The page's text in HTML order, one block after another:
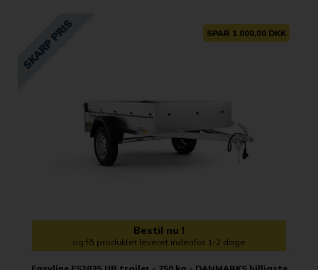
SPAR 1.000,00 DKK
Bestil nu !
og få produktet leveret indenfor 1-2 dage